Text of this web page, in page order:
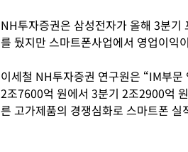
NH투자증권은 삼성전자가 올해 3분기
를 뒀지만 스마트폰사업에서 영업이익
이세철 NH투자증권 연구원은 “IM부
2조7600억 원에서 3분기 2조2900억
른 고가제품의 경쟁심화로 스마트폰